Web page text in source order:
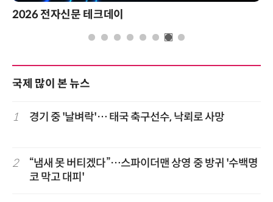
2026 전자신문 테크데이
국제 많이 본 뉴스
1 경기 중 '날벼락'… 태국 축구선수, 낙뢰로 사망
2
“냄새 못 버티겠다”…스파이더맨 상영 중 방귀 '수백명
코 막고 대피'